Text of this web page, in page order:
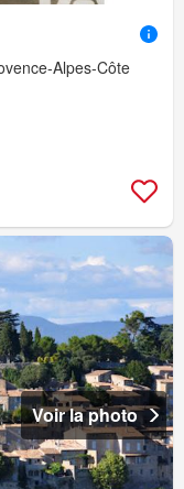
Alpes-Côte
Voir la photo